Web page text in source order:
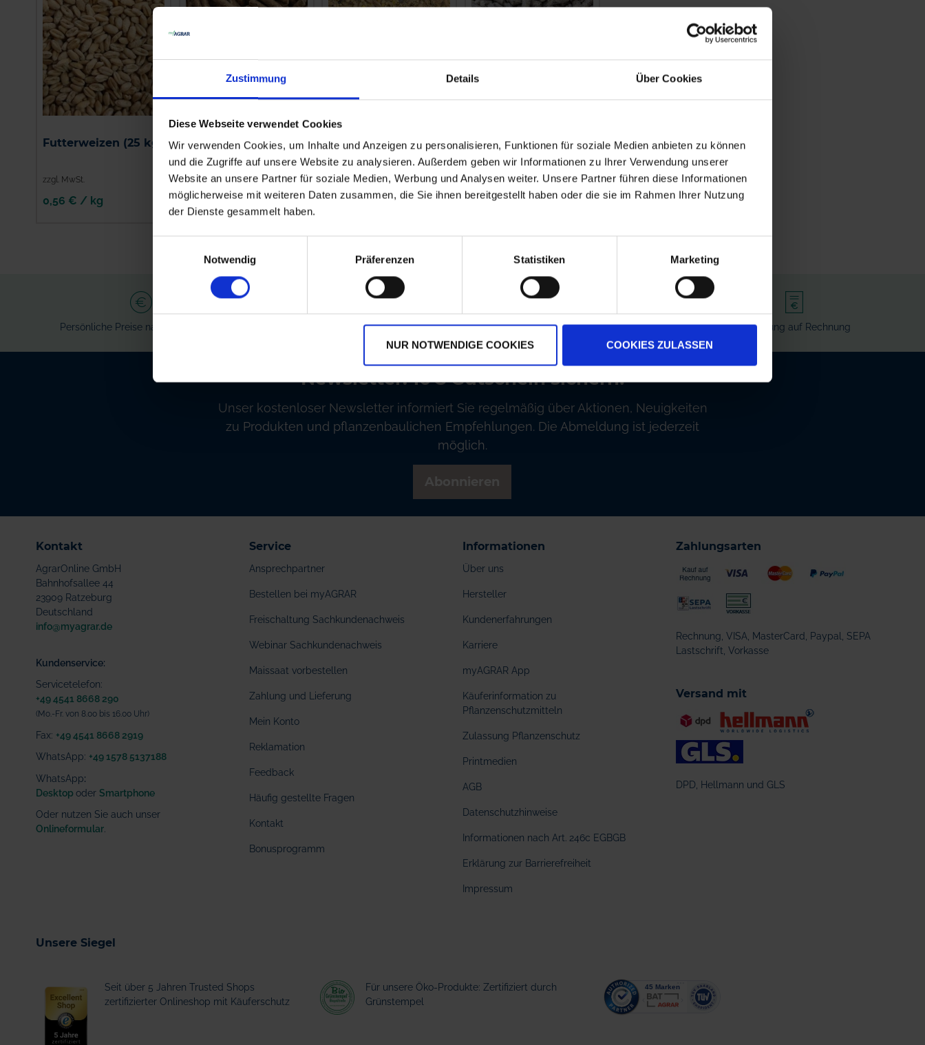
Zustimmung Details Über Cookies
Diese Webseite verwendet Cookies
Wir verwenden Cookies, um Inhalte und Anzeigen zu personalisieren, Funktionen für soziale Medien anbieten zu können
und die Zugriffe auf unsere Website zu analysieren. Außerdem geben wir Informationen zu Ihrer Verwendung unserer
Website an unsere Partner für soziale Medien, Werbung und Analysen weiter. Unsere Partner führen diese Informationen
möglicherweise mit weiteren Daten zusammen, die Sie ihnen bereitgestellt haben oder die sie im Rahmen Ihrer Nutzung
der Dienste gesammelt haben.
Notwendig
Präferenzen Statistiken Marketing
NUR NOTWENDIGE COOKIES COOKIES ZULASSEN
Futterweizen (25 kg)
zzgl. MwSt.
0,56 € / kg
25 kg
zzgl. MwSt.
0,63 € / kg
für Legehennen /
25kg
zzgl. MwSt.
0,70 € / kg
Zuckerrübentrockenschnitzel
zzgl. MwSt.
0,69 € / kg
Persönliche Preise nach Anmeldung Versandkostenfrei ab 250€ Erstklassiger Kundenservice Bezahlung auf Rechnung
Newsletter: 10€ Gutschein sichern!
Unser kostenloser Newsletter informiert Sie regelmäßig über Aktionen, Neuigkeiten
zu Produkten und pflanzenbaulichen Empfehlungen. Die Abmeldung ist jederzeit
möglich.
Kontakt
AgrarOnline GmbH
Bahnhofsallee 44
23909 Ratzeburg
Deutschland
info@myagrar.de
Kundenservice:
Servicetelefon:
+49 4541 8668 290
(Mo.-Fr. von 8.00 bis 16.00 Uhr)
Fax: +49 4541 8668 2919
WhatsApp: +49 1578 5137188
WhatsApp:
Desktop oder Smartphone
Oder nutzen Sie auch unser
Onlineformular
Service
Ansprechpartner
Bestellen bei myAGRAR
Freischaltung Sachkundenachweis
Webinar Sachkundenachweis
Maissaat vorbestellen
Zahlung und Lieferung
Mein Konto
Reklamation
Feedback
Häufig gestellte Fragen
Kontakt
Bonusprogramm
Informationen
Über uns
Hersteller
Kundenerfahrungen
Karriere
myAGRAR App
Käuferinformation zu
Pflanzenschutzmitteln
Zulassung Pflanzenschutz
Printmedien
AGB
Datenschutzhinweise
Informationen nach Art. 246c EGBGB
Erklärung zur Barrierefreiheit
Impressum
Zahlungsarten
Rechnung, VISA, MasterCard, Paypal, SEPA
Lastschrift, Vorkasse
Versand mit
DPD, Hellmann und GLS
Unsere Siegel
Seit über 5 Jahren Trusted Shops
zertifizierter Onlineshop mit Käuferschutz
Für unsere Öko-Produkte: Zertifiziert durch
Grünstempel